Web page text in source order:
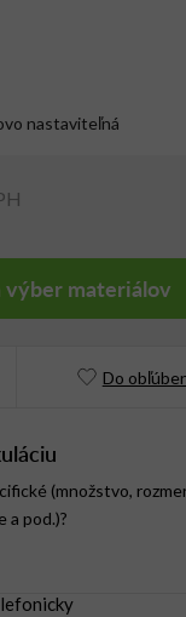
nastaviteľná
výber materiálov
Do
(množstvo,
a pod.)?